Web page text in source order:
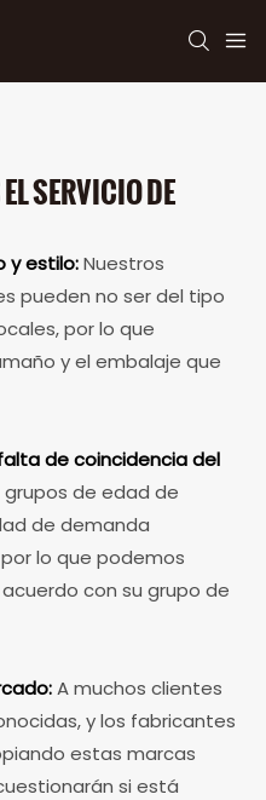
SERVICIO DE
y estilo:Nuestros
pueden no ser del tipo
por lo que
y el embalaje que
de coincidencia del
de edad de
de demanda
lo que podemos
con su grupo de
A muchos clientes
y los fabricantes
estas marcas
si está